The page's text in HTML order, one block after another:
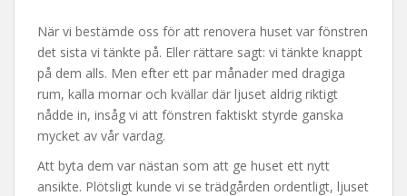
När vi bestämde oss för att renovera huset var fönstren
det sista vi tänkte på. Eller rättare sagt: vi tänkte knappt
på dem alls. Men efter ett par månader med dragiga
rum, kalla mornar och kvällar där ljuset aldrig riktigt
nådde in, insåg vi att fönstren faktiskt styrde ganska
mycket av vår vardag.
Att byta dem var nästan som att ge huset ett nytt
ansikte. Plötsligt kunde vi se trädgården ordentligt, ljuset